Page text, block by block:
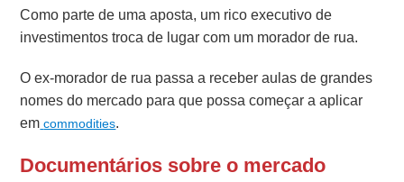
Como parte de uma aposta, um rico executivo de
investimentos troca de lugar com um morador de rua.
O ex-morador de rua passa a receber aulas de grandes
nomes do mercado para que possa começar a aplicar
em commodities.
Documentários sobre o mercado